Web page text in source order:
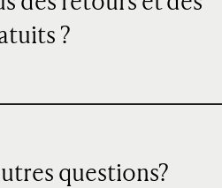
?
questions?